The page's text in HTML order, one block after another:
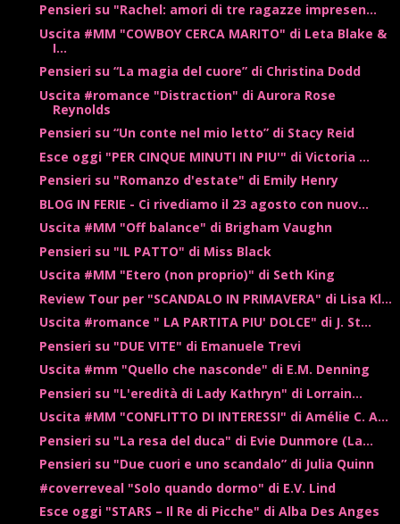
Pensieri su "Rachel: amori di tre ragazze impresen...
Uscita #MM "COWBOY CERCA MARITO" di Leta Blake &
I...
Pensieri su “La magia del cuore” di Christina Dodd
Uscita #romance "Distraction" di Aurora Rose
Reynolds
Pensieri su “Un conte nel mio letto” di Stacy Reid
Esce oggi "PER CINQUE MINUTI IN PIU'" di Victoria ...
Pensieri su "Romanzo d'estate" di Emily Henry
BLOG IN FERIE - Ci rivediamo il 23 agosto con nuov...
Uscita #MM "Off balance" di Brigham Vaughn
Pensieri su "IL PATTO" di Miss Black
Uscita #MM "Etero (non proprio)" di Seth King
Review Tour per "SCANDALO IN PRIMAVERA" di Lisa Kl...
Uscita #romance " LA PARTITA PIU' DOLCE" di J. St...
Pensieri su "DUE VITE" di Emanuele Trevi
Uscita #mm "Quello che nasconde" di E.M. Denning
Pensieri su "L'eredità di Lady Kathryn" di Lorrain...
Uscita #MM "CONFLITTO DI INTERESSI" di Amélie C. A...
Pensieri su "La resa del duca" di Evie Dunmore (La...
Pensieri su "Due cuori e uno scandalo” di Julia Quinn
#coverreveal "Solo quando dormo" di E.V. Lind
Esce oggi "STARS – Il Re di Picche" di Alba Des Anges